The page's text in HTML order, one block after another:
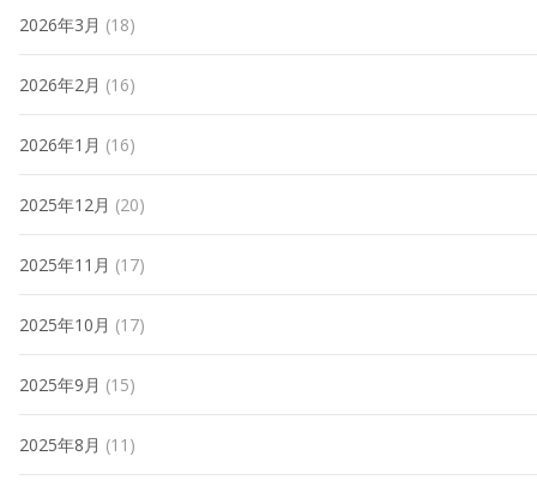
2026年3月 (18)
2026年2月 (16)
2026年1月 (16)
2025年12月 (20)
2025年11月 (17)
2025年10月 (17)
2025年9月 (15)
2025年8月 (11)